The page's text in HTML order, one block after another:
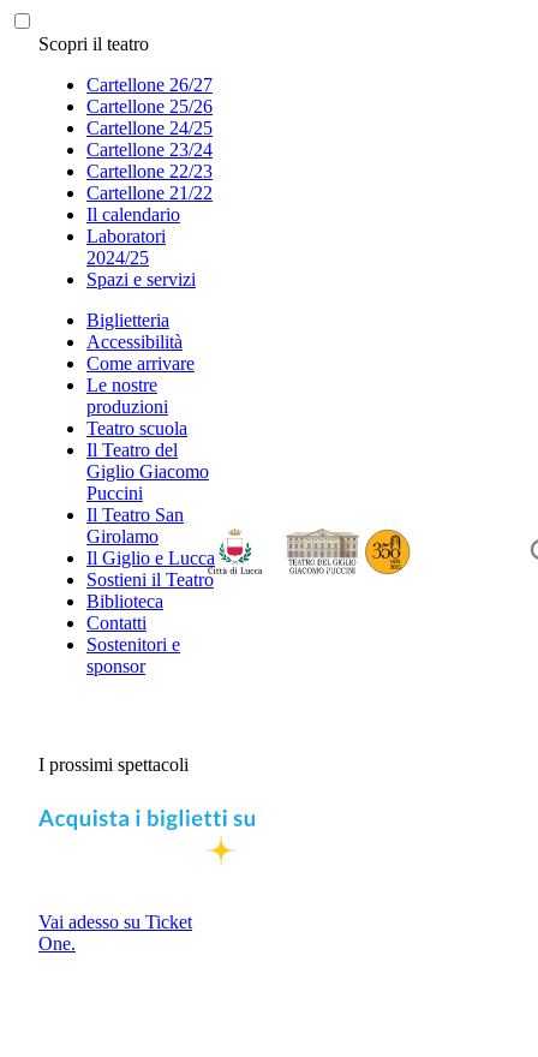
Scopri il teatro
Cartellone 26/27
Cartellone 25/26
Cartellone 24/25
Cartellone 23/24
Cartellone 22/23
Cartellone 21/22
Il calendario
Laboratori
2024/25
Spazi e servizi
Biglietteria
Accessibilità
Come arrivare
Le nostre
produzioni
Teatro scuola
Il Teatro del
Giglio Giacomo
Puccini
Il Teatro San
Girolamo
Il Giglio e Lucca
Sostieni il Teatro
Biblioteca
Contatti
Sostenitori e
sponsor
I prossimi spettacoli
Vai adesso su Ticket
One.